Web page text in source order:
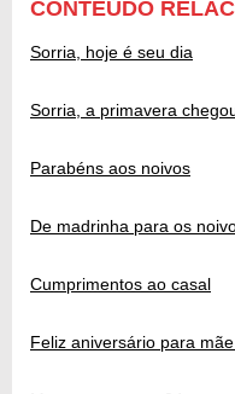
CONTEÚDO
Sorria, hoje é seu dia
Sorria, a primavera
Parabéns aos noivos
De madrinha para os
Cumprimentos ao casal
Feliz aniversário para